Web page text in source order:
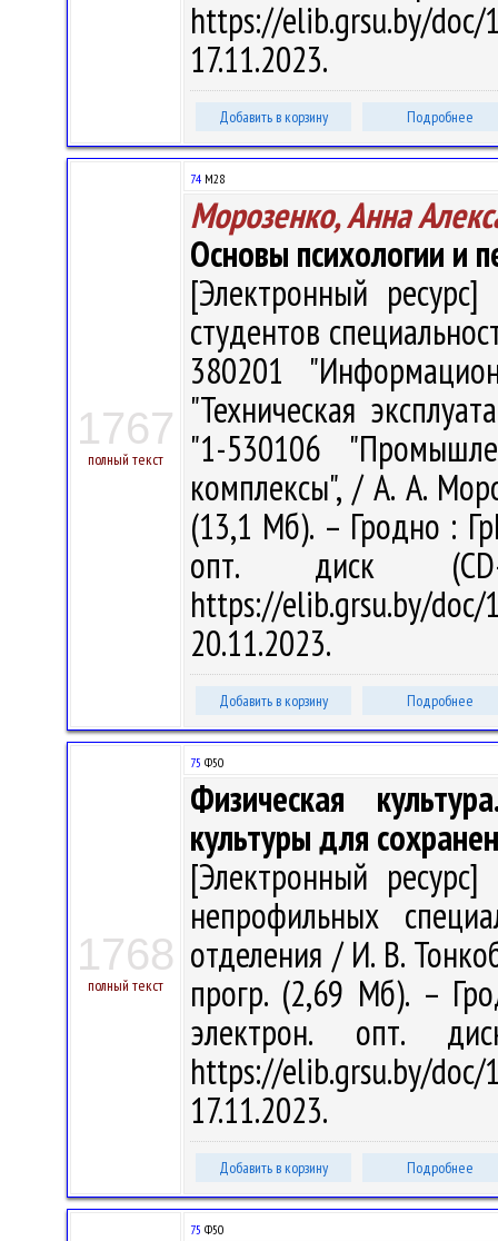
https://elib.grsu.by/
17.11.2023.
Добавить в корзину Подробнее
1767
полный текст
74 М28
Морозенко, Анна
Основы психологии и
[Электронный
студентов
380201
"Техническая
"1-530106
комплексы", / А. А.
(13,1 Мб). – Гродно :
опт. диск
https://elib.grsu.by/
20.11.2023.
Добавить в корзину Подробнее
1768
полный текст
75 Ф50
Физическая
культуры для
[Электронный
непрофильных
отделения / И. В.
прогр. (2,69 Мб). –
электрон. опт.
https://elib.grsu.by/
17.11.2023.
Добавить в корзину Подробнее
75 Ф50